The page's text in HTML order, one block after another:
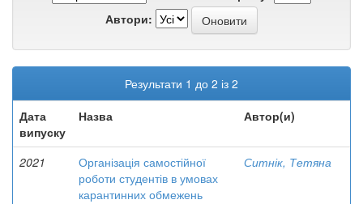
Автори:
Результати 1 до 2 із 2
Дата
випуску
Назва Автор(и)
2021
Організація самостійної
роботи студентів в умовах
карантинних обмежень
Ситнік, Тетяна